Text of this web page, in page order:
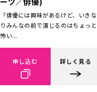
「俳優には興味があるけど、いきな
りみんなの前で演じるのはちょっと
怖い...
申し込む 詳しく見る